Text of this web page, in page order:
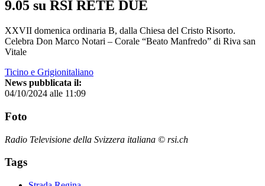
9.05 su RSI RETE DUE
XXVII domenica ordinaria B, dalla Chiesa del Cristo Risorto.
Celebra Don Marco Notari – Corale “Beato Manfredo” di Riva san
Vitale
Ticino e Grigionitaliano
News pubblicata il:
04/10/2024 alle 11:09
Foto
Radio Televisione della Svizzera italiana © rsi.ch
Tags